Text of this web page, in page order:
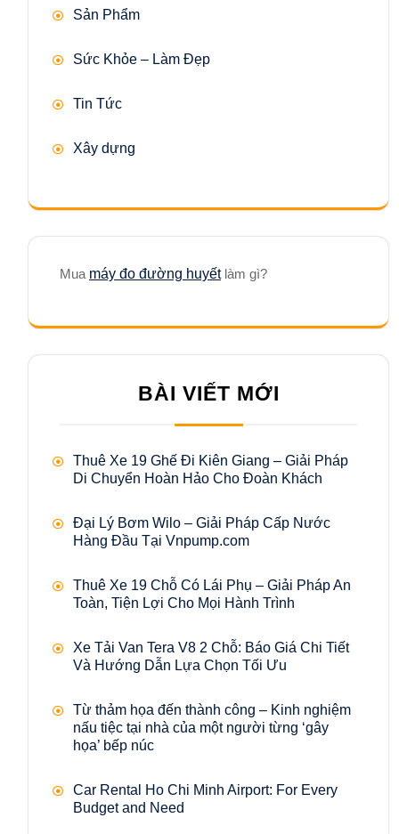
Sản Phẩm
Sức Khỏe – Làm Đẹp
Tin Tức
Xây dựng
Mua máy đo đường huyếtlàm gì?
BÀI VIẾT MỚI
Thuê Xe 19 Ghế Đi Kiên Giang – Giải Pháp
Di Chuyển Hoàn Hảo Cho Đoàn Khách
Đại Lý Bơm Wilo – Giải Pháp Cấp Nước
Hàng Đầu Tại Vnpump.com
Thuê Xe 19 Chỗ Có Lái Phụ – Giải Pháp An
Toàn, Tiện Lợi Cho Mọi Hành Trình
Xe Tải Van Tera V8 2 Chỗ: Báo Giá Chi Tiết
Và Hướng Dẫn Lựa Chọn Tối Ưu
Từ thảm họa đến thành công – Kinh nghiệm
nấu tiệc tại nhà của một người từng ‘gây
họa’ bếp núc
Car Rental Ho Chi Minh Airport: For Every
Budget and Need